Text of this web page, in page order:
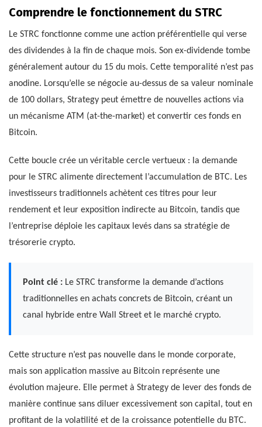
Comprendre le fonctionnement du STRC
Le STRC fonctionne comme une action préférentielle qui verse
des dividendes à la fin de chaque mois. Son ex-dividende tombe
généralement autour du 15 du mois. Cette temporalité n’est pas
anodine. Lorsqu’elle se négocie au-dessus de sa valeur nominale
de 100 dollars, Strategy peut émettre de nouvelles actions via
un mécanisme ATM (at-the-market) et convertir ces fonds en
Bitcoin.
Cette boucle crée un véritable cercle vertueux : la demande
pour le STRC alimente directement l’accumulation de BTC. Les
investisseurs traditionnels achètent ces titres pour leur
rendement et leur exposition indirecte au Bitcoin, tandis que
l’entreprise déploie les capitaux levés dans sa stratégie de
trésorerie crypto.
Point clé : Le STRC transforme la demande d’actions
traditionnelles en achats concrets de Bitcoin, créant un
canal hybride entre Wall Street et le marché crypto.
Cette structure n’est pas nouvelle dans le monde corporate,
mais son application massive au Bitcoin représente une
évolution majeure. Elle permet à Strategy de lever des fonds de
manière continue sans diluer excessivement son capital, tout en
profitant de la volatilité et de la croissance potentielle du BTC.